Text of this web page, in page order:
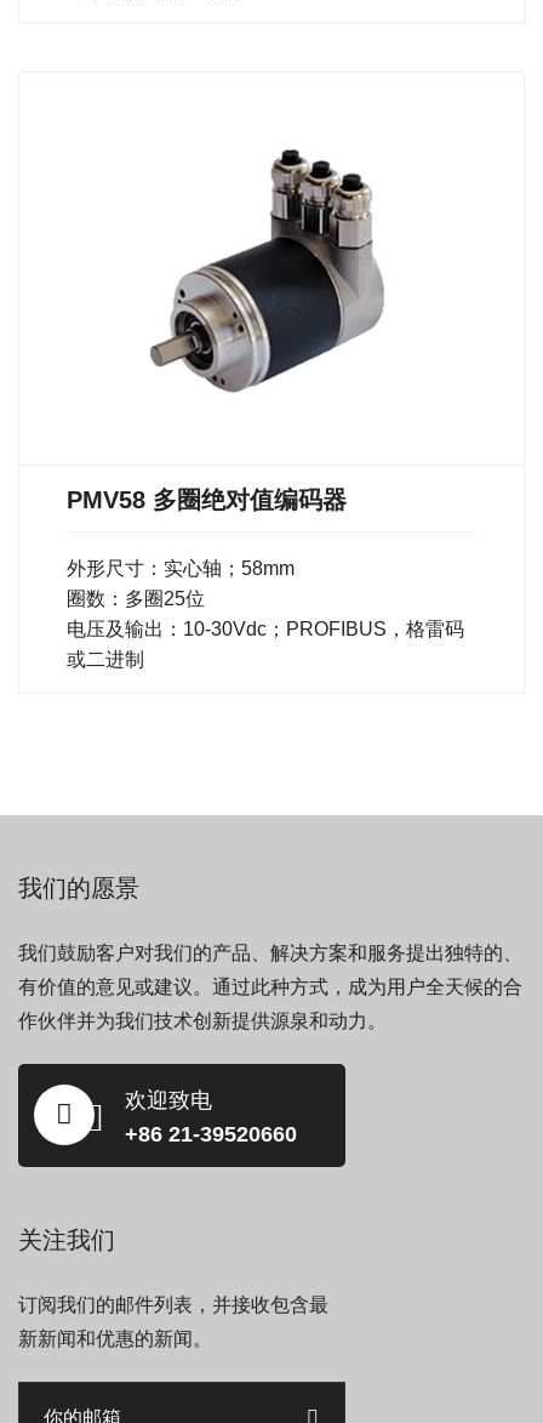
PMV58 多圈绝对值编码器
外形尺寸：实心轴；58mm
圈数：多圈25位
电压及输出：10-30Vdc；PROFIBUS，格雷码
或二进制
我们的愿景
我们鼓励客户对我们的产品、解决方案和服务提出独特的、
有价值的意见或建议。通过此种方式，成为用户全天候的合
作伙伴并为我们技术创新提供源泉和动力。
欢迎致电
+86 21-39520660
关注我们
订阅我们的邮件列表，并接收包含最
新新闻和优惠的新闻。